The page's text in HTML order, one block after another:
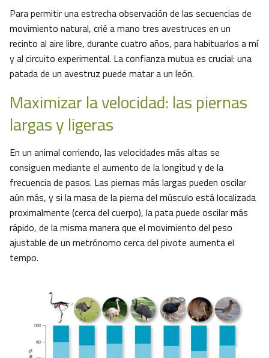
Para permitir una estrecha observación de las secuencias de
movimiento natural, crié a mano tres avestruces en un
recinto al aire libre, durante cuatro años, para habituarlos a mí
y al circuito experimental. La confianza mutua es crucial: una
patada de un avestruz puede matar a un león.
Maximizar la velocidad: las piernas
largas y ligeras
En un animal corriendo, las velocidades más altas se
consiguen mediante el aumento de la longitud y de la
frecuencia de pasos. Las piernas más largas pueden oscilar
aún más, y si la masa de la pierna del músculo está localizada
proximalmente (cerca del cuerpo), la pata puede oscilar más
rápido, de la misma manera que el movimiento del peso
ajustable de un metrónomo cerca del pivote aumenta el
tempo.